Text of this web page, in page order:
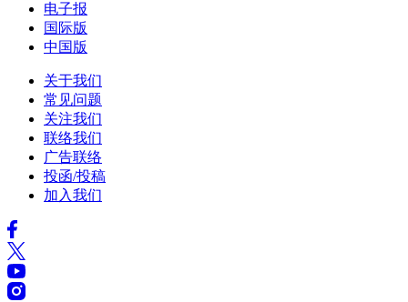
电子报
国际版
中国版
关于我们
常见问题
关注我们
联络我们
广告联络
投函/投稿
加入我们